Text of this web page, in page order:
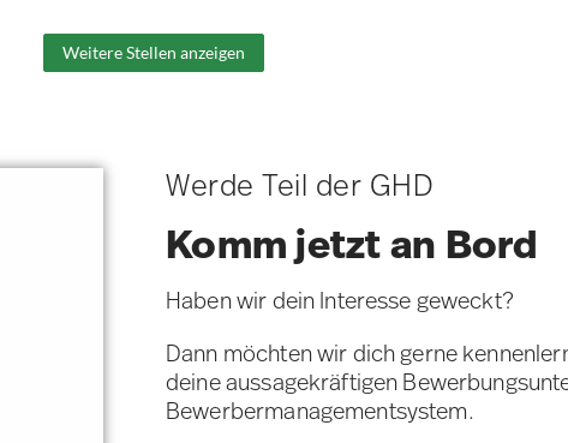
Weitere Stellen anzeigen
Werde Teil der GHD
Komm jetzt an Bord
Haben wir dein Interesse geweckt?
Dann möchten wir dich gerne
deine aussagekräftigen
Bewerbermanagementsystem.